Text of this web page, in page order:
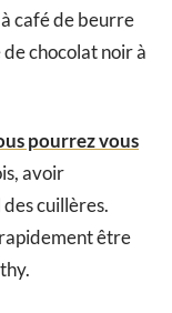
café de beurre
chocolat noir à
pourrez vous
avoir
cuillères.
être